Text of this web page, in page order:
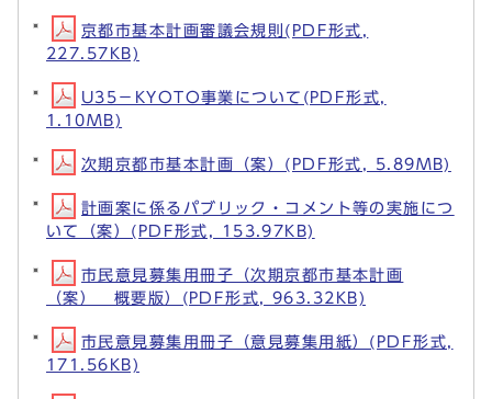
京都市基本計画審議会規則(PDF形式,
227.57KB)
U35－KYOTO事業について(PDF形式,
1.10MB)
次期京都市基本計画（案）(PDF形式, 5.89MB)
計画案に係るパブリック・コメント等の実施につ
いて（案）(PDF形式, 153.97KB)
市民意見募集用冊子（次期京都市基本計画
（案） 概要版）(PDF形式, 963.32KB)
市民意見募集用冊子（意見募集用紙）(PDF形式,
171.56KB)